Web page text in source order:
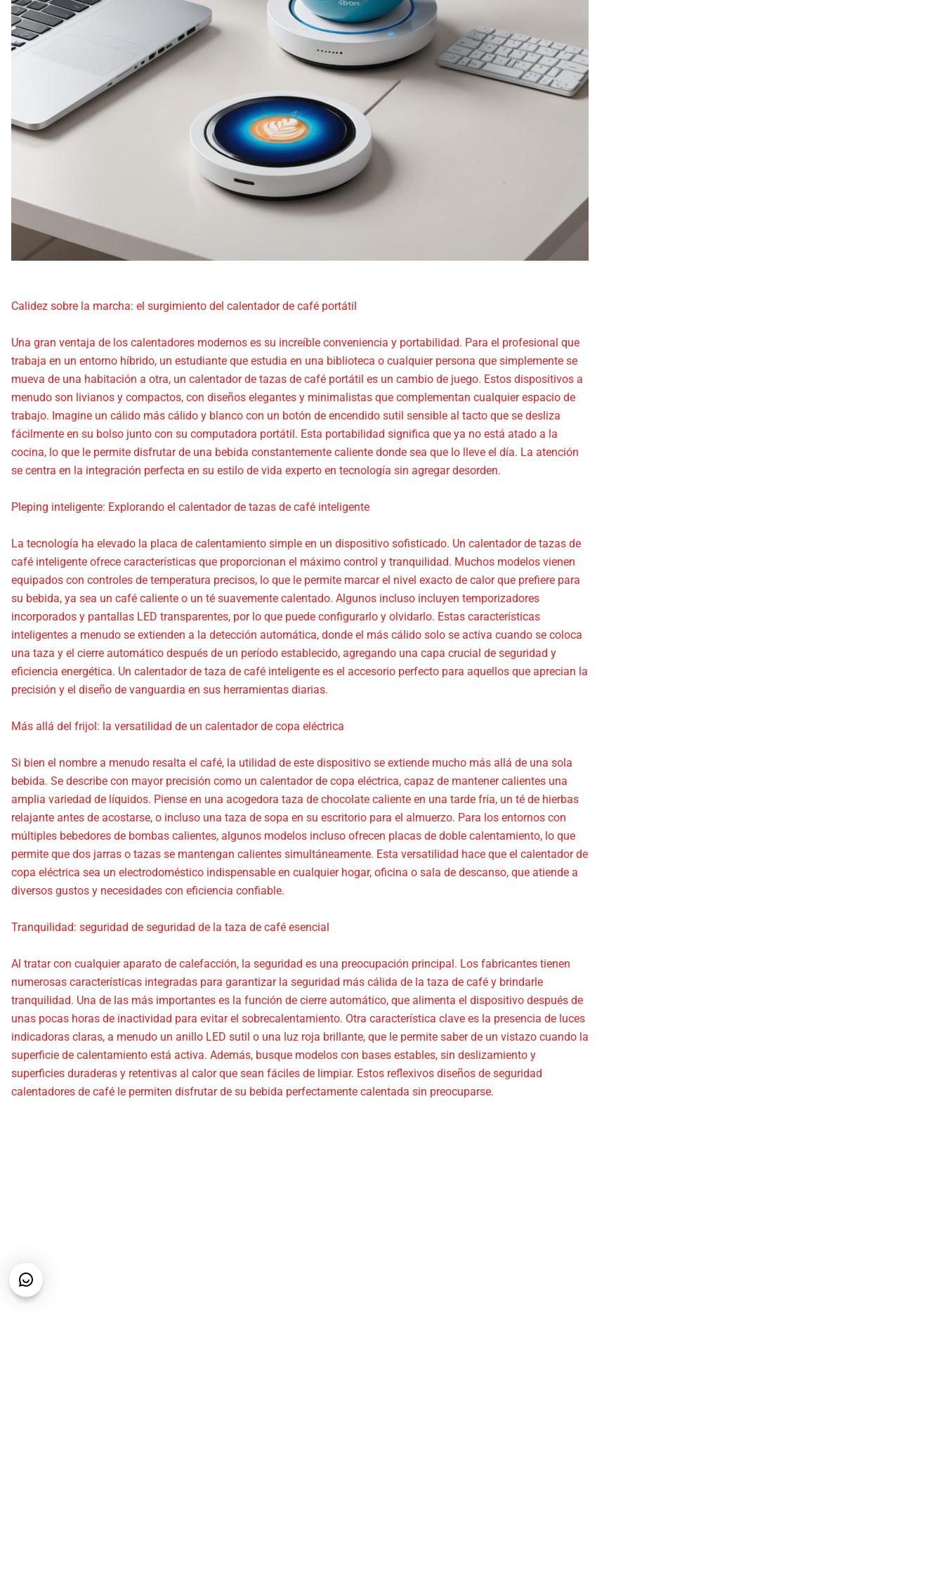
Calidez sobre la marcha: el surgimiento del calentador de café portátil
Una gran ventaja de los calentadores modernos es su increíble conveniencia y portabilidad. Para el profesional que
trabaja en un entorno híbrido, un estudiante que estudia en una biblioteca o cualquier persona que simplemente se
mueva de una habitación a otra, un calentador de tazas de café portátil es un cambio de juego. Estos dispositivos a
menudo son livianos y compactos, con diseños elegantes y minimalistas que complementan cualquier espacio de
trabajo. Imagine un cálido más cálido y blanco con un botón de encendido sutil sensible al tacto que se desliza
fácilmente en su bolso junto con su computadora portátil. Esta portabilidad significa que ya no está atado a la
cocina, lo que le permite disfrutar de una bebida constantemente caliente donde sea que lo lleve el día. La atención
se centra en la integración perfecta en su estilo de vida experto en tecnología sin agregar desorden.
Pleping inteligente: Explorando el calentador de tazas de café inteligente
La tecnología ha elevado la placa de calentamiento simple en un dispositivo sofisticado. Un calentador de tazas de
café inteligente ofrece características que proporcionan el máximo control y tranquilidad. Muchos modelos vienen
equipados con controles de temperatura precisos, lo que le permite marcar el nivel exacto de calor que prefiere para
su bebida, ya sea un café caliente o un té suavemente calentado. Algunos incluso incluyen temporizadores
incorporados y pantallas LED transparentes, por lo que puede configurarlo y olvidarlo. Estas características
inteligentes a menudo se extienden a la detección automática, donde el más cálido solo se activa cuando se coloca
una taza y el cierre automático después de un período establecido, agregando una capa crucial de seguridad y
eficiencia energética. Un calentador de taza de café inteligente es el accesorio perfecto para aquellos que aprecian la
precisión y el diseño de vanguardia en sus herramientas diarias.
Más allá del frijol: la versatilidad de un calentador de copa eléctrica
Si bien el nombre a menudo resalta el café, la utilidad de este dispositivo se extiende mucho más allá de una sola
bebida. Se describe con mayor precisión como un calentador de copa eléctrica, capaz de mantener calientes una
amplia variedad de líquidos. Piense en una acogedora taza de chocolate caliente en una tarde fría, un té de hierbas
relajante antes de acostarse, o incluso una taza de sopa en su escritorio para el almuerzo. Para los entornos con
múltiples bebedores de bombas calientes, algunos modelos incluso ofrecen placas de doble calentamiento, lo que
permite que dos jarras o tazas se mantengan calientes simultáneamente. Esta versatilidad hace que el calentador de
copa eléctrica sea un electrodoméstico indispensable en cualquier hogar, oficina o sala de descanso, que atiende a
diversos gustos y necesidades con eficiencia confiable.
Tranquilidad: seguridad de seguridad de la taza de café esencial
Al tratar con cualquier aparato de calefacción, la seguridad es una preocupación principal. Los fabricantes tienen
numerosas características integradas para garantizar la seguridad más cálida de la taza de café y brindarle
tranquilidad. Una de las más importantes es la función de cierre automático, que alimenta el dispositivo después de
unas pocas horas de inactividad para evitar el sobrecalentamiento. Otra característica clave es la presencia de luces
indicadoras claras, a menudo un anillo LED sutil o una luz roja brillante, que le permite saber de un vistazo cuando la
superficie de calentamiento está activa. Además, busque modelos con bases estables, sin deslizamiento y
superficies duraderas y retentivas al calor que sean fáciles de limpiar. Estos reflexivos diseños de seguridad
calentadores de café le permiten disfrutar de su bebida perfectamente calentada sin preocuparse.